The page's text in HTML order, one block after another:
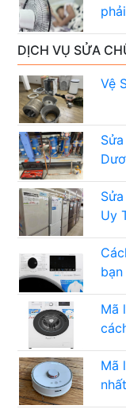
DỊCH VỤ SỬA
Vệ
Uy
Mã
Mã
nhất